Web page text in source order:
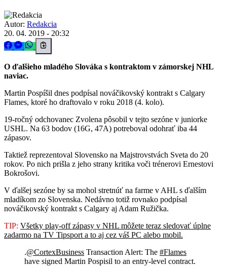
Autor: Redakcia
20. 04. 2019 - 20:32
O ďalšieho mladého Slováka s kontraktom v zámorskej NHL
naviac.
Martin Pospíšil dnes podpísal nováčikovský kontrakt s Calgary
Flames, ktoré ho draftovalo v roku 2018 (4. kolo).
19-ročný odchovanec Zvolena pôsobil v tejto sezóne v juniorke
USHL. Na 63 bodov (16G, 47A) potreboval odohrať iba 44
zápasov.
Taktiež reprezentoval Slovensko na Majstrovstvách Sveta do 20
rokov. Po nich prišla z jeho strany kritika voči trénerovi Ernestovi
Bokrošovi.
V ďalšej sezóne by sa mohol stretnúť na farme v AHL s ďalším
mladíkom zo Slovenska. Nedávno totiž rovnako podpísal
nováčikovský kontrakt s Calgary aj Adam Ružička.
TIP: Všetky play-off zápasy v NHL môžete teraz sledovať úplne
zadarmo na TV Tipsport a to aj cez váš PC alebo mobil.
.@CortexBusiness Transaction Alert: The #Flames
have signed Martin Pospisil to an entry-level contract.